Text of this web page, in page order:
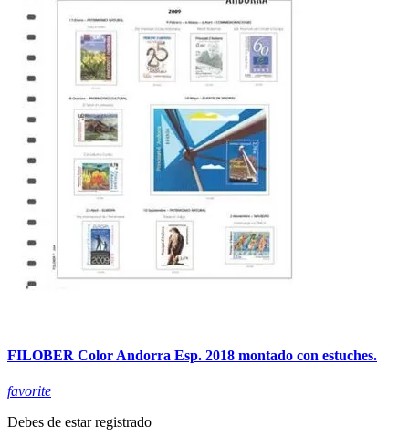
FILOBER Color Andorra Esp. 2018 montado con estuches.
favorite
Debes de estar registrado